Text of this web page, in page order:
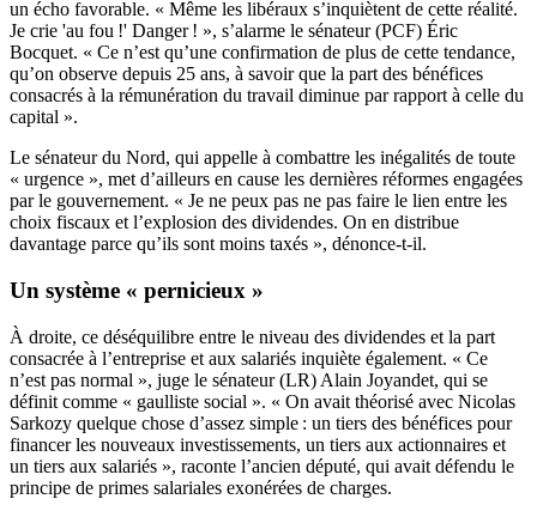
un écho favorable. « Même les libéraux s’inquiètent de cette réalité.
Je crie 'au fou !' Danger ! », s’alarme le sénateur (PCF) Éric
Bocquet. « Ce n’est qu’une confirmation de plus de cette tendance,
qu’on observe depuis 25 ans, à savoir que la part des bénéfices
consacrés à la rémunération du travail diminue par rapport à celle du
capital ».
Le sénateur du Nord, qui appelle à combattre les inégalités de toute
« urgence », met d’ailleurs en cause les dernières réformes engagées
par le gouvernement. « Je ne peux pas ne pas faire le lien entre les
choix fiscaux et l’explosion des dividendes. On en distribue
davantage parce qu’ils sont moins taxés », dénonce-t-il.
Un système « pernicieux »
À droite, ce déséquilibre entre le niveau des dividendes et la part
consacrée à l’entreprise et aux salariés inquiète également. « Ce
n’est pas normal », juge le sénateur (LR) Alain Joyandet, qui se
définit comme « gaulliste social ». « On avait théorisé avec Nicolas
Sarkozy quelque chose d’assez simple : un tiers des bénéfices pour
financer les nouveaux investissements, un tiers aux actionnaires et
un tiers aux salariés », raconte l’ancien député, qui avait défendu le
principe de primes salariales exonérées de charges.